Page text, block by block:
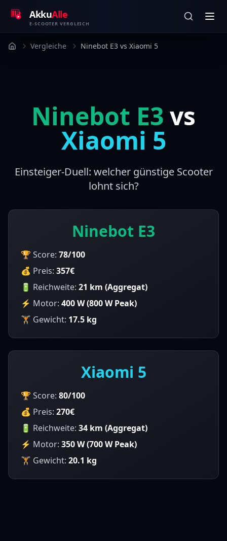
AkkuAlle
E-SCOOTER VERGLEICH
Vergleiche Ninebot E3 vs Xiaomi 5
Ninebot E3 vs
Xiaomi 5
Einsteiger-Duell: welcher günstige Scooter
lohnt sich?
Ninebot E3
🏆 Score: 78/100
💰 Preis: 357€
🔋 Reichweite: 21 km (Aggregat)
⚡ Motor: 400W (800W Peak)
🏋️ Gewicht: 17.5 kg
Xiaomi 5
🏆 Score: 80/100
💰 Preis: 270€
🔋 Reichweite: 34 km (Aggregat)
⚡ Motor: 350W (700W Peak)
🏋️ Gewicht: 20.1 kg